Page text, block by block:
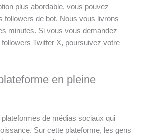
plus abordable, vous pouvez
followers de bot. Nous vous livrons
minutes. Si vous vous demandez
Twitter X, poursuivez votre
en pleine
plateformes de médias sociaux qui
Sur cette plateforme, les gens